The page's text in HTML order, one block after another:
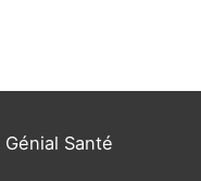
Génial Santé